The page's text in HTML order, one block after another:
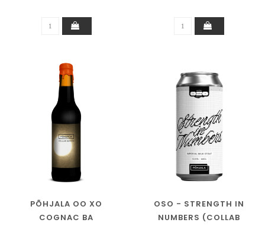
PÕHJALA OO XO
COGNAC BA
OSO - STRENGTH IN
NUMBERS (COLLAB